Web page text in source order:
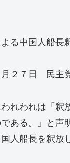
よる中国人船
２７日 民主
れわれは「
ある。」と声
人船長を釈放